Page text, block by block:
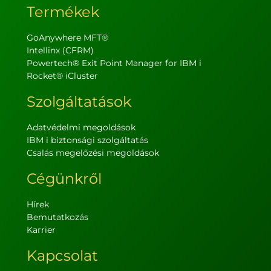
Termékek
GoAnywhere MFT®
Intellinx (CFRM)
Powertech® Exit Point Manager for IBM i
Rocket® iCluster
Szolgáltatások
Adatvédelmi megoldások
IBM i biztonsági szolgáltatás
Csalás megelőzési megoldások
Cégünkről
Hírek
Bemutatkozás
Karrier
Kapcsolat